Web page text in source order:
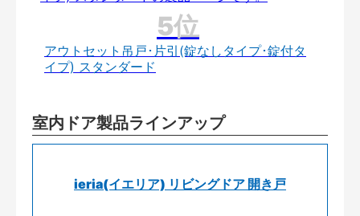
アウトセット吊戸･片引(錠なしタイプ･錠付タ
イプ) スタンダード
室内ドア製品ラインアップ
ieria(イエリア) リビングドア 開き戸